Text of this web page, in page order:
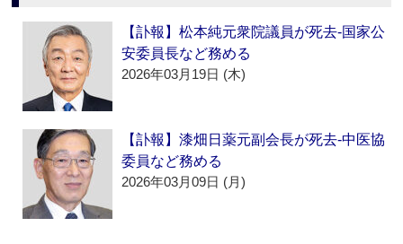
【訃報】松本純元衆院議員が死去‐国家公
安委員長など務める
2026年03月19日 (木)
【訃報】漆畑日薬元副会長が死去‐中医協
委員など務める
2026年03月09日 (月)